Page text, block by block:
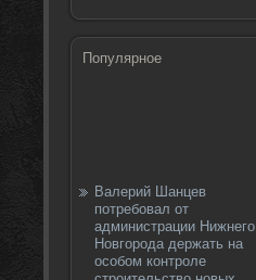
Популярное
Валерий Шанцев
потребовал от
администрации Нижнего
Новгорода держать на
особом контроле